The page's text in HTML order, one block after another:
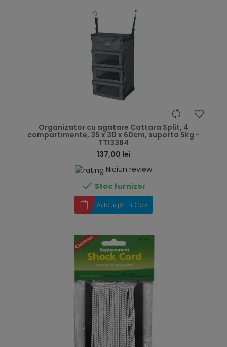
Organizator cu agatare Cattara Split, 4
compartimente, 35 x 30 x 60cm, suporta 5kg -
TT13384
137,00 lei
Niciun review
 Stoc furnizor
Adaugă în Coș